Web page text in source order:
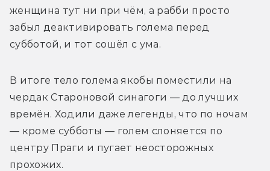
женщина тут ни при чём, а рабби просто
забыл деактивировать голема перед
субботой, и тот сошёл с ума.
В итоге тело голема якобы поместили на
чердак Староновой синагоги — до лучших
времён. Ходили даже легенды, что по ночам
— кроме субботы — голем слоняется по
центру Праги и пугает неосторожных
прохожих.